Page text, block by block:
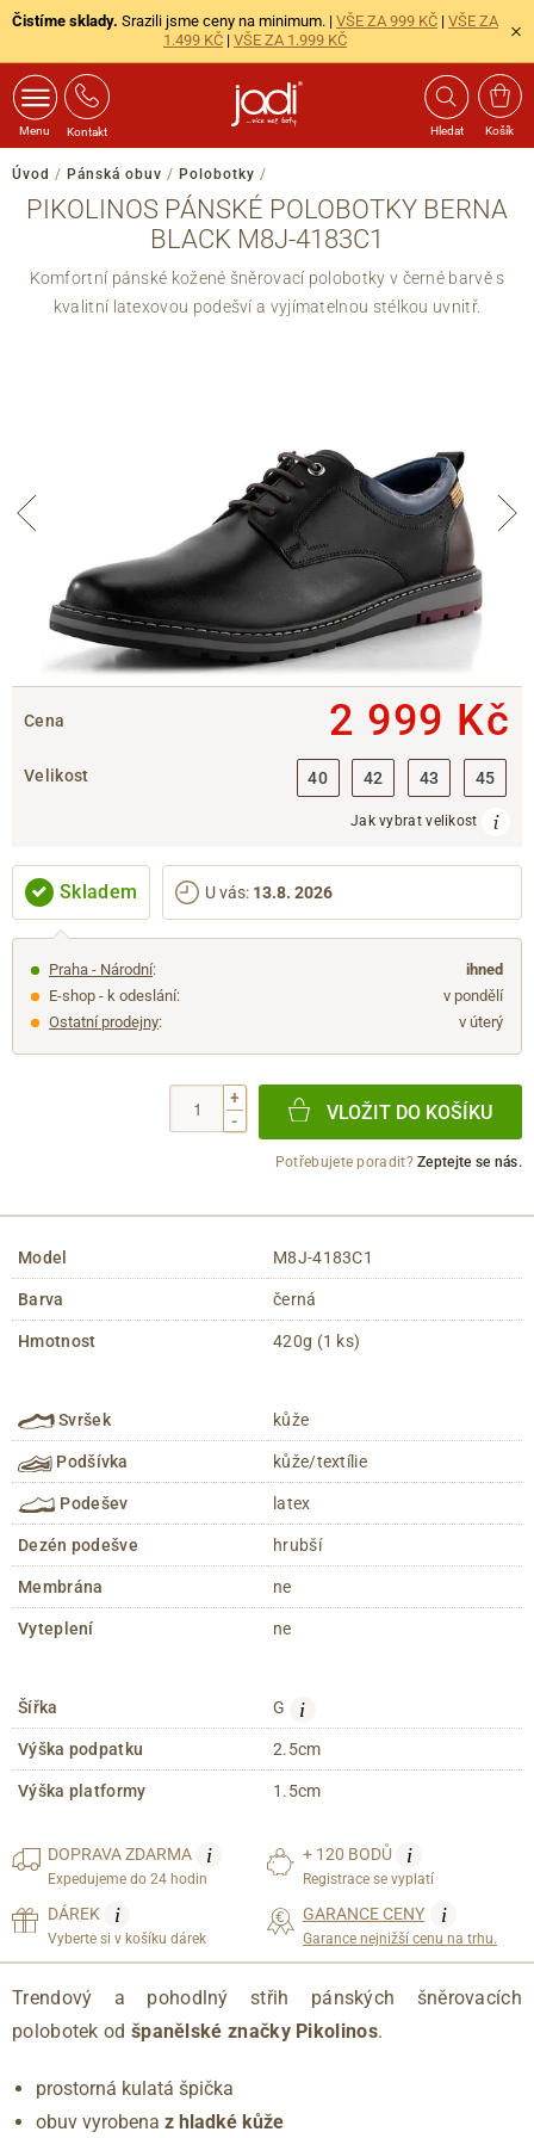
Čistíme sklady. Srazili jsme ceny na minimum. | VŠE ZA 999 KČ | VŠE ZA
1.499 KČ | VŠE ZA 1.999 KČ
Menu Kontakt Hledat Košík
Úvod / Pánská obuv / Polobotky /
PIKOLINOS PÁNSKÉ POLOBOTKY BERNA
BLACK M8J-4183C1
Komfortní pánské kožené šněrovací polobotky v černé barvě s
kvalitní latexovou podešví a vyjímatelnou stélkou uvnitř.
Cena 2 999 Kč
Velikost 40 42 43 45
Jak vybrat velikost
Skladem U vás: 13.8. 2026
Praha - Národní:
ihned
E-shop - k odeslání:
v pondělí
Ostatní prodejny: v úterý
+
-
VLOŽIT DO KOŠÍKU
Potřebujete poradit?Zeptejte se nás.
Model M8J-4183C1
Barva černá
Hmotnost 420g (1 ks)
Svršek kůže
Podšívka kůže/textílie
Podešev latex
Dezén podešve hrubší
Membrána ne
Vyteplení ne
Šířka G i
Výška podpatku 2.5cm
Výška platformy 1.5cm
DOPRAVAZDARMA i
Expedujeme do 24 hodin
+ 120 BODŮ i
Registrace se vyplatí
DÁREK i
Vyberte si v košíku dárek
GARANCE CENY i
Garance nejnižší cenu na trhu.
Trendový a pohodlný střih pánských šněrovacích
polobotek od španělské značky Pikolinos.
prostorná kulatá špička
obuv vyrobena z hladké kůže